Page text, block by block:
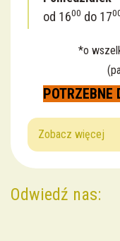
od 1600 do 17
*o
POTRZEBNE
Zobacz więcej
Odwiedź nas: